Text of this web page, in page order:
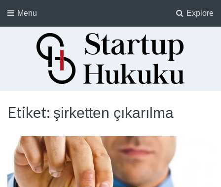
Explore
Menu
Etiket: şirketten çıkarılma